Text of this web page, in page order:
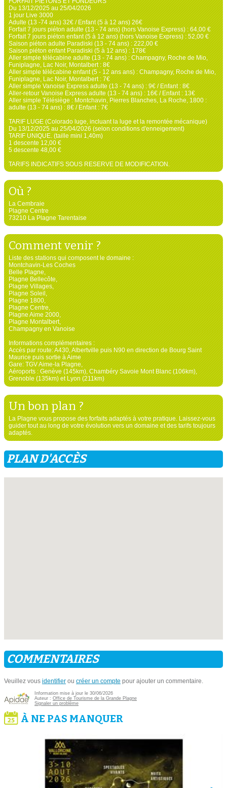
Du 13/12/2025 au 25/04/2026
1 jour Live 3000
Adulte (13 -74 ans) 32€ / Enfant (5 à 12 ans) 26€
Forfait 7 jours piéton adulte (13 - 74 ans) (hors Vanoise Express) : 64,00 €
Forfait 7 jours piéton enfant (5 à 12 ans) (hors Vanoise Express) : 52,00 €
Saison piéton adulte Paradiski (13 - 74 ans) : 222,00 €
Saison piéton enfant Paradiski (5 à 12 ans) : 178€
Aller simple télécabine adulte (13 - 74 ans) : Champagny, Roche de Mio,
Funiplagne, Lac Noir, Montalbert : 8€
Aller simple télécabine enfant (5 - 12 ans ans) : Champagny, Roche de Mio,
Funiplagne, Lac Noir, Montalbert : 7€
Aller simple Vanoise Express adulte (13 - 74 ans) : 9€ / Enfant : 8€
Aller-retour Vanoise Express adulte (13 - 74 ans) : 16€ / Enfant : 13€
Aller simple Télésiège : Montchavin, Pierres Blanches, La Roche, 1800 :
adulte (13 - 74 ans) : 8€ / Enfant : 7€
TARIF LUGE (Colorado luge, incluant la luge et la remontée mécanique)
Du 13/12/2025 au 25/04/2026 (selon conditions d'enneigement)
TARIF UNIQUE. (taille mini 1,40m)
1 descente 12,00 €
5 descente 48,00 €
TARIFS INDICATIFS SOUS RESERVE DE MODIFICATION.
Où ?
La Cembraie
Plagne Centre
73210 La Plagne Tarentaise
Comment venir ?
Liste des stations qui composent le domaine :
Montchavin-Les Coches
Belle Plagne,
Plagne Bellecôte,
Plagne Villages,
Plagne Soleil,
Plagne 1800,
Plagne Centre,
Plagne Aime 2000,
Plagne Montalbert,
Champagny en Vanoise
Informations complémentaires :
Accès par route: A430, Albertville puis N90 en direction de Bourg Saint
Maurice puis sortie à Aime
Gare: TGV Aime-la Plagne,
Aéroports : Genève (145km), Chambéry Savoie Mont Blanc (106km),
Grenoble (135km) et Lyon (211km)
Un bon plan ?
La Plagne vous propose des forfaits adaptés à votre pratique. Laissez-vous
guider tout au long de votre évolution vers un domaine et des tarifs toujours
adaptés.
PLAN D'ACCÈS
COMMENTAIRES
Veuillez vous identifier ou créer un compte pour ajouter un commentaire.
Information mise à jour le 30/06/2026
Auteur : Office de Tourisme de la Grande Plagne
Signaler un problème
À NE PAS MANQUER